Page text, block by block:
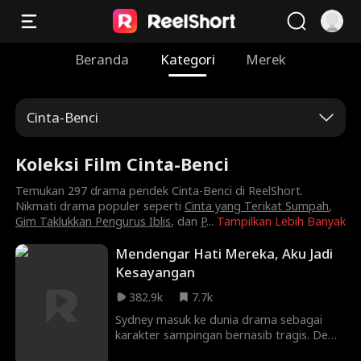
Beranda Kategori Merek
Cinta-Benci
Koleksi Film Cinta-Benci
Tampilkan Lebih Banyak
Temukan 297 drama pendek Cinta-Benci di ReelShort.
Nikmati drama populer sepertiCinta yang Terikat Sumpah,
Gim Taklukkan Pengurus Iblis, dan P...
Mendengar Hati Mereka, Aku Jadi
Kesayangan
382.9k
7.7k
Sydney masuk ke dunia drama sebagai
karakter sampingan bernasib tragis. Demi